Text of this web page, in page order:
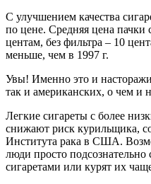
С улучшением качества
по цене. Средняя цена пачки
центам, без фильтра – 10
меньше, чем в 1997 г.
Увы! Именно это и
так и американских, о чем
Легкие сигареты с более
снижают риск курильщика,
Института рака в США.
люди просто подсознательно
сигаретами или курят их